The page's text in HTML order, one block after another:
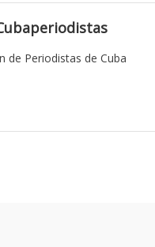
de Periodistas de Cuba